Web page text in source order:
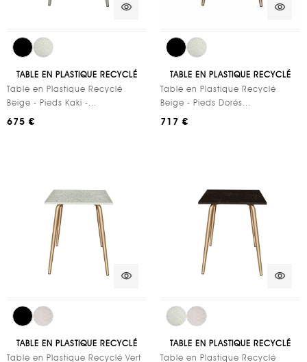
visibility
TABLE EN PLASTIQUE RECYCLÉ
Table en Plastique Recyclé
Beige - Pieds Kaki -...
675 €
visibility
TABLE EN PLASTIQUE RECYCLÉ
Table en Plastique Recyclé
Beige - Pieds Dorés...
717 €
visibility
TABLE EN PLASTIQUE RECYCLÉ
Table en Plastique Recyclé Vert
visibility
TABLE EN PLASTIQUE RECYCLÉ
Table en Plastique Recyclé